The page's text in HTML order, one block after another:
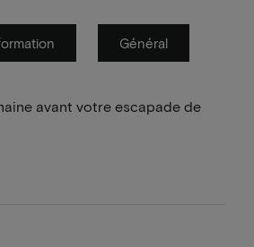
Général
avant votre escapade de